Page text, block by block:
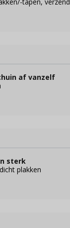
af vanzelf
sterk
plakken